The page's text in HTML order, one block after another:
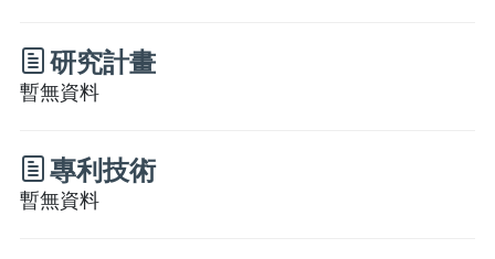
研究計畫
暫無資料
專利技術
暫無資料